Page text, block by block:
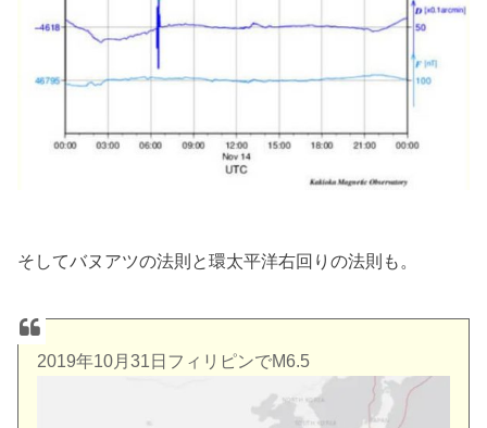
そしてバヌアツの法則と環太平洋右回りの法則も。
2019年10月31日フィリピンでM6.5